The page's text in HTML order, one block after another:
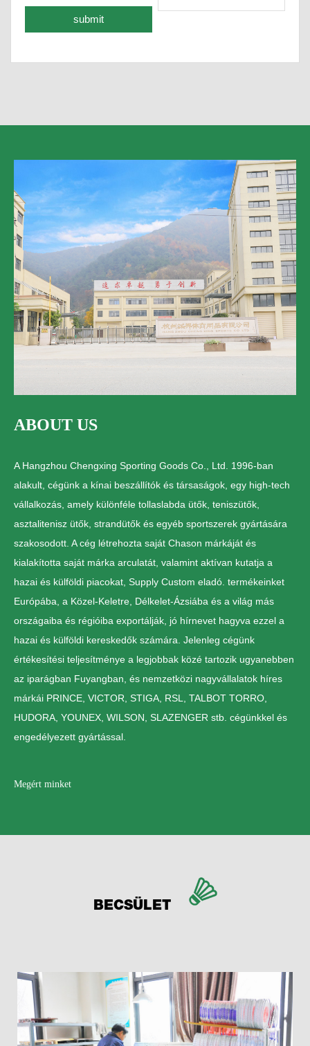
ABOUT US
A Hangzhou Chengxing Sporting Goods Co., Ltd. 1996-ban
alakult, cégünk a kínai beszállítók és társaságok, egy high-tech
vállalkozás, amely különféle tollaslabda ütők, teniszütők,
asztalitenisz ütők, strandütők és egyéb sportszerek gyártására
szakosodott. A cég létrehozta saját Chason márkáját és
kialakította saját márka arculatát, valamint aktívan kutatja a
hazai és külföldi piacokat, Supply Custom eladó. termékeinket
Európába, a Közel-Keletre, Délkelet-Ázsiába és a világ más
országaiba és régióiba exportálják, jó hírnevet hagyva ezzel a
hazai és külföldi kereskedők számára. Jelenleg cégünk
értékesítési teljesítménye a legjobbak közé tartozik ugyanebben
az iparágban Fuyangban, és nemzetközi nagyvállalatok híres
márkái PRINCE, VICTOR, STIGA, RSL, TALBOT TORRO,
HUDORA, YOUNEX, WILSON, SLAZENGER stb. cégünkkel és
engedélyezett gyártással.
Megért minket
BECSÜLET